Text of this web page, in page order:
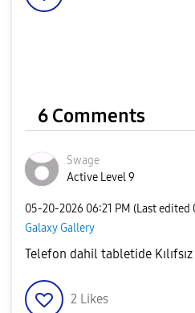
6 Comments
Swage
Active Level 9
‎05-20-2026 06:21 PM (Last edited
Galaxy Gallery
Telefon dahil tabletide
2 Likes